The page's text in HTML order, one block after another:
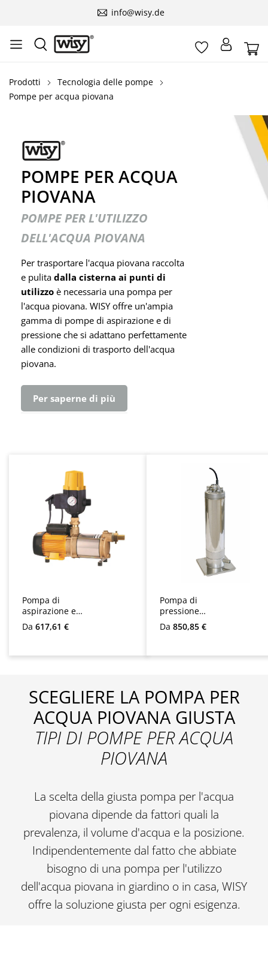
info@wisy.de
Prodotti
Tecnologia delle pompe
Pompe per acqua piovana
POMPE PER ACQUA
PIOVANA
POMPE PER L'UTILIZZO
DELL'ACQUA PIOVANA
Per trasportare l'acqua piovana raccolta
e pulita dalla cisterna ai punti di
utilizzo è necessaria una pompa per
l'acqua piovana. WISY offre un'ampia
gamma di pompe di aspirazione e di
pressione che si adattano perfettamente
alle condizioni di trasporto dell'acqua
piovana.
Per saperne di più
Pompa di
aspirazione e
pressione
AspriPlus
Prezzo normale:
Da 617,61 €
Pompa di
pressione
sommergibile
Multigo
Prezzo normale:
Da 850,85 €
SCEGLIERE LA POMPA PER
ACQUA PIOVANA GIUSTA
TIPI DI POMPE PER ACQUA
PIOVANA
La scelta della giusta pompa per l'acqua
piovana dipende da fattori quali la
prevalenza, il volume d'acqua e la posizione.
Indipendentemente dal fatto che abbiate
bisogno di una pompa per l'utilizzo
dell'acqua piovana in giardino o in casa, WISY
offre la soluzione giusta per ogni esigenza.